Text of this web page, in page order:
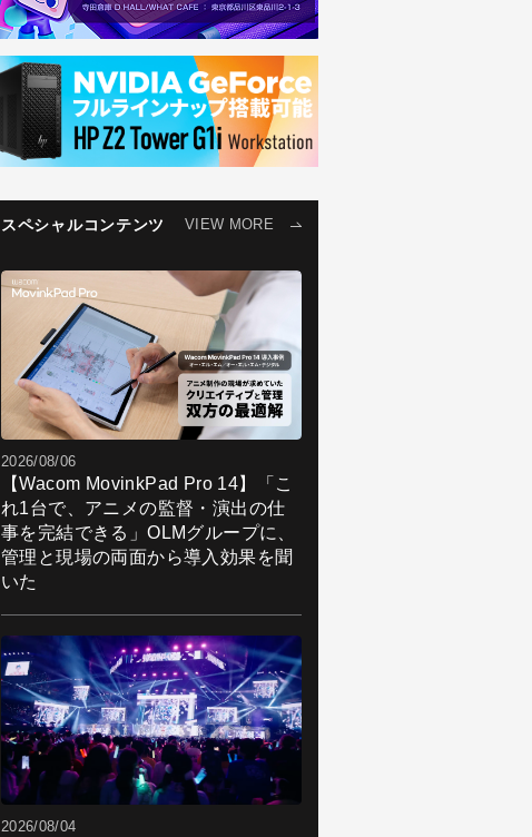
スペシャルコンテンツ VIEW MORE
2026/08/06
【Wacom MovinkPad Pro 14】「こ
れ1台で、アニメの監督・演出の仕
事を完結できる」OLMグループに、
管理と現場の両面から導入効果を聞
いた
2026/08/04